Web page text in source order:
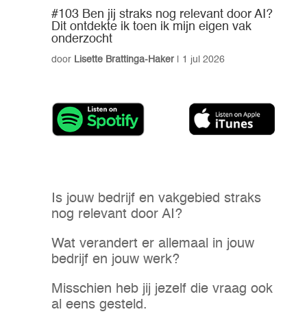
#103 Ben jij straks nog relevant door AI?
Dit ontdekte ik toen ik mijn eigen vak
onderzocht
door Lisette Brattinga-Haker| 1 jul 2026
Is jouw bedrijf en vakgebied straks
nog relevant door AI?
Wat verandert er allemaal in jouw
bedrijf en jouw werk?
Misschien heb jij jezelf die vraag ook
al eens gesteld.